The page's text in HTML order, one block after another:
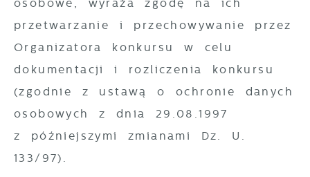
osobowe, wyraża zgodę na ich
przetwarzanie i przechowywanie przez
Organizatora konkursu w celu
dokumentacji i rozliczenia konkursu
(zgodnie z ustawą o ochronie danych
osobowych z dnia 29.08.1997
z późniejszymi zmianami Dz. U.
133/97).